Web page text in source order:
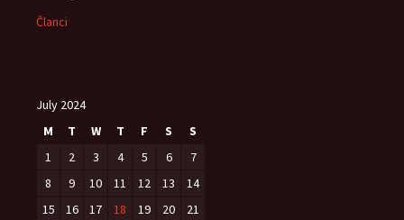
Članci
July 2024
M
T W T F S
S
1
2 3 4 5 6
7
8
9 10 11 12 13
14
15
16 17 18 19 20 21